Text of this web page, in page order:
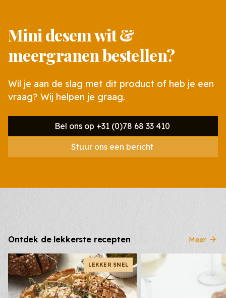
Mini desem wit &
meergranen bestellen?
Wil je aan de slag met dit product of heb je een
vraag? Wij helpen je graag.
Bel ons op +31 (0)78 68 33 410
Stuur ons een bericht
Ontdek de lekkerste recepten Meer
LEKKER SNEL